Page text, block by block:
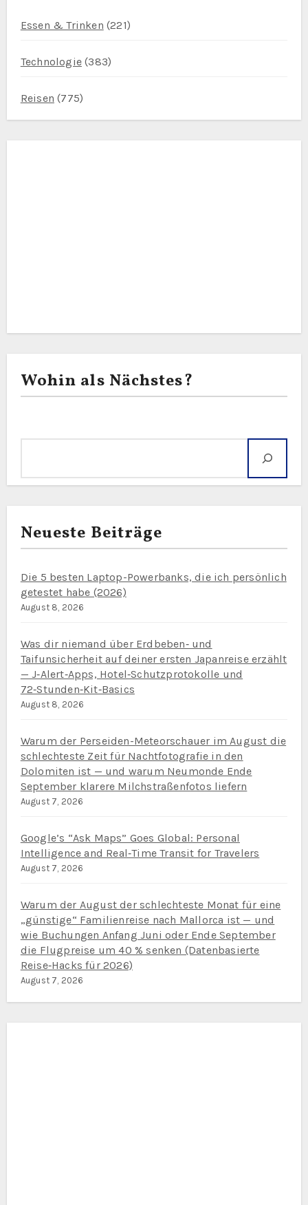
Essen & Trinken (221)
Technologie(383)
Reisen (775)
Wohin als Nächstes?
Neueste Beiträge
Die 5 besten Laptop-Powerbanks, die ich persönlich
getestet habe (2026)
August 8, 2026
Was dir niemand über Erdbeben‑ und
Taifunsicherheit auf deiner ersten Japanreise erzählt
— J‑Alert‑Apps, Hotel‑Schutzprotokolle und
72‑Stunden‑Kit‑Basics
August 8, 2026
Warum der Perseiden-Meteorschauer im August die
schlechteste Zeit für Nachtfotografie in den
Dolomiten ist — und warum Neumonde Ende
September klarere Milchstraßenfotos liefern
August 7, 2026
Google’s “Ask Maps” Goes Global: Personal
Intelligence and Real‑Time Transit for Travelers
August 7, 2026
Warum der August der schlechteste Monat für eine
„günstige“ Familienreise nach Mallorca ist — und
wie Buchungen Anfang Juni oder Ende September
die Flugpreise um 40 % senken (Datenbasierte
Reise‑Hacks für 2026)
August 7, 2026